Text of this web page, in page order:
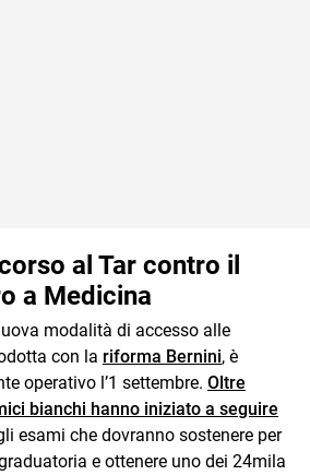
al Tar contro il
a Medicina
modalità di accesso alle
con la riforma Bernini, è
operativo l’1 settembre. Oltre
bianchi hanno iniziato a seguire
esami che dovranno sostenere per
e ottenere uno dei 24mila